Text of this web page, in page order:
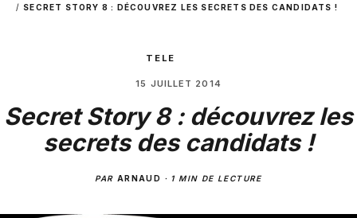
SECRET STORY 8 : DÉCOUVREZ LES SECRETS DES CANDIDATS !
TELE
15 JUILLET 2014
Secret Story 8 : découvrez les
secrets des candidats !
PAR ARNAUD · 1 MIN DE LECTURE